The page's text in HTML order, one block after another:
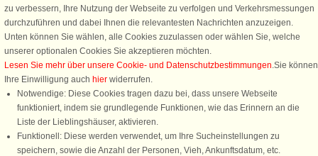
an. Verpassen Sie nie wieder exklusive Angebote, Gewinnspiele und
Urlaubstipps!
Newsletter abonnieren
zu verbessern, Ihre Nutzung der Webseite zu verfolgen und Verkehrsmessungen
durchzuführen und dabei Ihnen die relevantesten Nachrichten anzuzeigen.
Unten können Sie wählen, alle Cookies zuzulassen oder wählen Sie, welche
unserer optionalen Cookies Sie akzeptieren möchten.
Lesen Sie mehr über unsere Cookie- und Datenschutzbestimmungen.Sie können
Ihre Einwilligung auch hier widerrufen.
Notwendige: Diese Cookies tragen dazu bei, dass unsere Webseite
funktioniert, indem sie grundlegende Funktionen, wie das Erinnern an die
Liste der Lieblingshäuser, aktivieren.
Funktionell: Diese werden verwendet, um Ihre Sucheinstellungen zu
speichern, sowie die Anzahl der Personen, Vieh, Ankunftsdatum, etc.